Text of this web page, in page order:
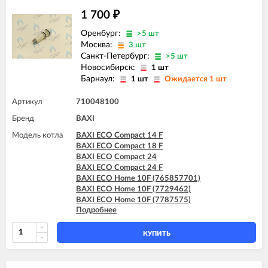
1 700 ₽
Оренбург: >5 шт
Москва: 3 шт
Санкт-Петербург: >5 шт
Новосибирск: 1 шт
Барнаул: 1 шт Ожидается 1 шт
Артикул 710048100
Бренд BAXI
Модель котла
BAXI ECO Compact 14 F
BAXI ECO Compact 18 F
BAXI ECO Compact 24
BAXI ECO Compact 24 F
BAXI ECO Home 10F (765857701)
BAXI ECO Home 10F (7729462)
BAXI ECO Home 10F (7787575)
BAXI ECO Home 14F (765281001)
BAXI ECO Home 14F (7729463)
BAXI ECO Home 14F (7787576)
BAXI ECO Home 24F (765281101)
Подробнее
КУПИТЬ